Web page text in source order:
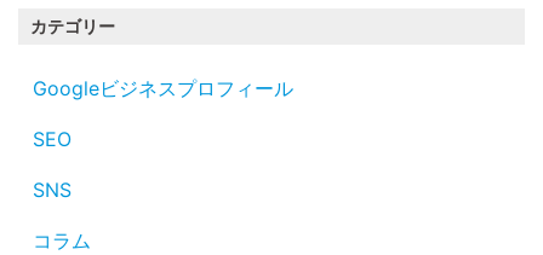
カテゴリー
Googleビジネスプロフィール
SEO
SNS
コラム